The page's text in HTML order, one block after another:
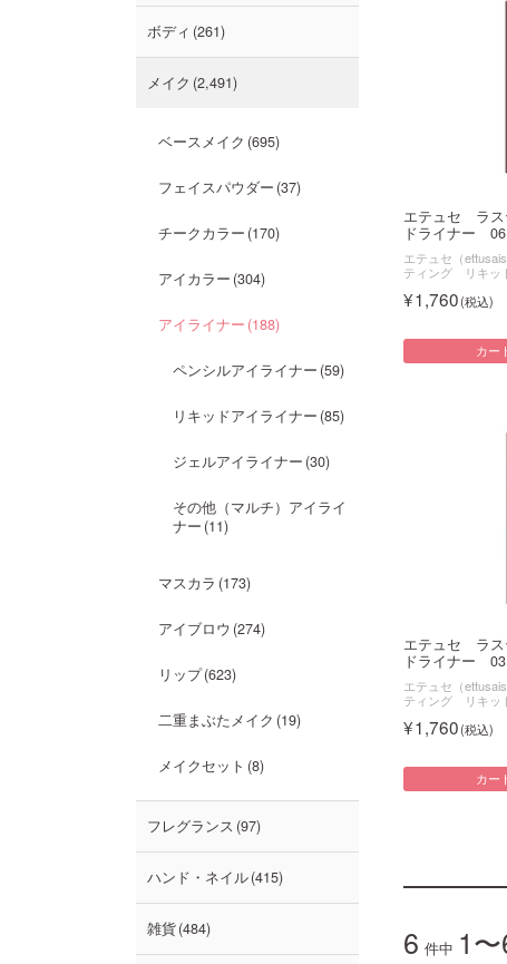
エテュセ ラ
ドライナー
エテュセ（ettusais
ティング リキッ
1,760
カー
エテュセ ラ
ドライナー
エテュセ（ettusais
ティング リキッ
1,760
カー
6 件中 1
ボディ 261
メイク 2,491
ベースメイク 695
フェイスパウダー 37
チークカラー 170
アイカラー 304
アイライナー 188
ペンシルアイライナー 59
リキッドアイライナー 85
ジェルアイライナー 30
その他（マルチ）アイライ
ナー 11
マスカラ 173
アイブロウ 274
リップ 623
二重まぶたメイク 19
メイクセット 8
フレグランス 97
ハンド・ネイル 415
雑貨 484